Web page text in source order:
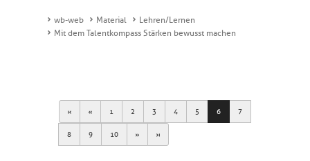
wb-web Material
Lehren/Lernen
Mit dem Talentkompass Stärken bewusst machen
First Previous
1 2 3 4 5 6 7
8 9 10 Next Last